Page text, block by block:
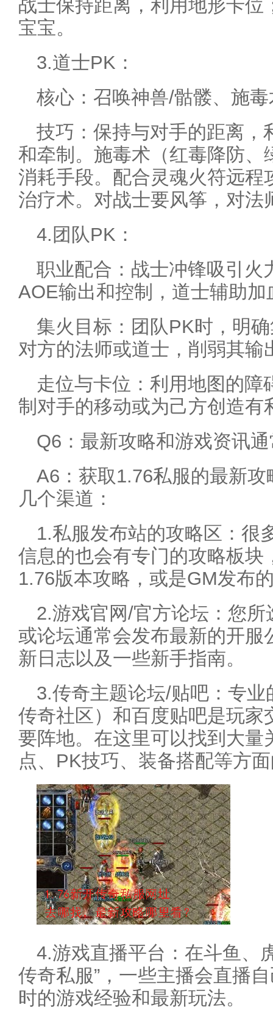
战士保持距离，利用地形卡位
宝宝。
3.道士PK：
核心：召唤神兽/骷髅、施
技巧：保持与对手的距离，
和牵制。施毒术（红毒降防、
消耗手段。配合灵魂火符远程
治疗术。对战士要风筝，对法
4.团队PK：
职业配合：战士冲锋吸引火
AOE输出和控制，道士辅助
集火目标：团队PK时，明
对方的法师或道士，削弱其输
走位与卡位：利用地图的障
制对手的移动或为己方创造有
Q6：最新攻略和游戏资讯
A6：获取1.76私服的最新
几个渠道：
1.私服发布站的攻略区：很
信息的也会有专门的攻略板块
1.76版本攻略，或是GM发布
2.游戏官网/官方论坛：您
或论坛通常会发布最新的开服
新日志以及一些新手指南。
3.传奇主题论坛/贴吧：专
传奇社区）和百度贴吧是玩家
要阵地。在这里可以找到大量
点、PK技巧、装备搭配等方
4.游戏直播平台：在斗鱼、
传奇私服”，一些主播会直播
时的游戏经验和最新玩法。